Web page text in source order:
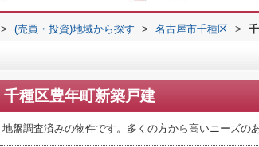
> (売買・投資)地域から探す > 名古屋市千種区 >
千種区豊年町新築戸建
地盤調査済みの物件です。多くの方から高いニーズの